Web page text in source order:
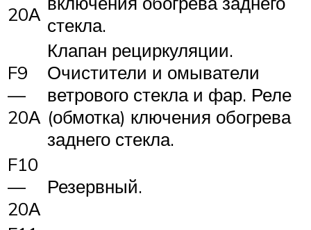
20А стекла.
F9
—
20А
Клапан рециркуляции.
Очистители и омыватели
ветрового стекла и фар. Реле
(обмотка) ключения обогрева
заднего стекла.
F10
—
20А
Резервный.